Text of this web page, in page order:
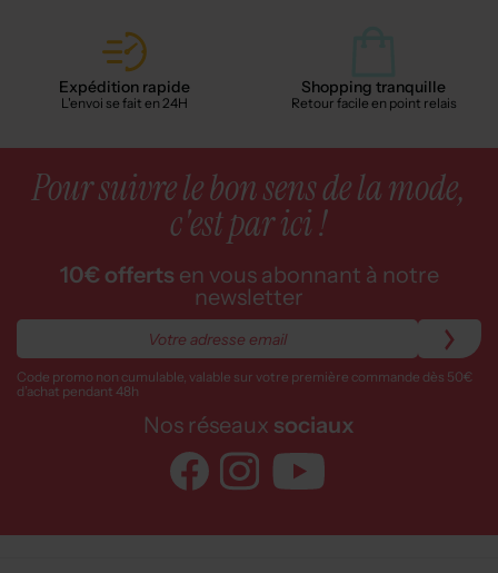
Expédition rapide
L'envoi se fait en 24H
Shopping tranquille
Retour facile en point relais
Pour suivre le bon sens de la mode,
c'est par ici !
10€ offerts en vous abonnant à notre
newsletter
Code promo non cumulable, valable sur votre première commande dès 50€
d’achat pendant 48h
Nos réseaux sociaux